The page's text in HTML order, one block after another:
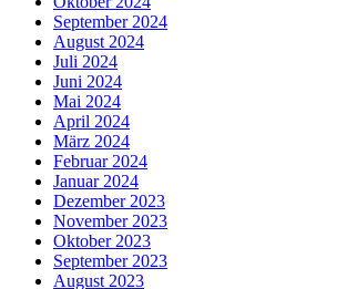
September 2024
August 2024
Juli 2024
Juni 2024
Mai 2024
April 2024
März 2024
Februar 2024
Januar 2024
Dezember 2023
November 2023
Oktober 2023
September 2023
August 2023